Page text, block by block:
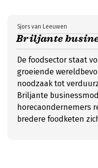
Briljante
Sjors van Leeuwen
De foodsector staat
groeiende
noodzaak tot
Briljante
horecaondernemers
bredere foodketen